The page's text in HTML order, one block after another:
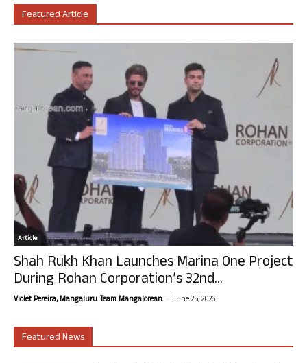
Featured Article
Article
Shah Rukh Khan Launches Marina One Project
During Rohan Corporation’s 32nd...
Violet Pereira, Mangaluru. Team Mangalorean. - June 25, 2026
Featured News